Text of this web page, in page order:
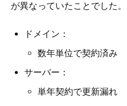
が異なっていたことでした。
ドメイン：
数年単位で契約済み
サーバー：
単年契約で更新漏れ